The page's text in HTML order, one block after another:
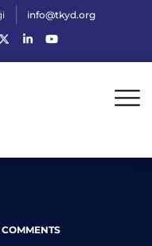
info@tkyd.org